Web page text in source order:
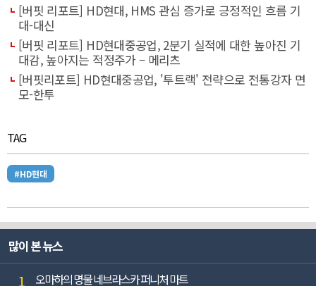
[버핏 리포트] HD현대, HMS 관심 증가로 긍정적인 흐름 기
대-대신
[버핏 리포트] HD현대중공업, 2분기 실적에 대한 높아진 기
대감, 높아지는 적정주가 – 메리츠
[버핏리포트] HD현대중공업, '투트랙' 전략으로 전통강자 면
모-한투
TAG
#HD현대
많이 본 뉴스
1 오마하의 명물 네브라스카 퍼니처 마트